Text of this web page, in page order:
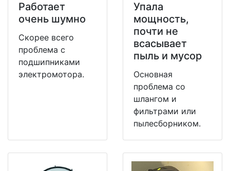
Работает
очень шумно
Скорее всего
проблема с
подшипниками
электромотора.
Упала
мощность,
почти не
всасывает
пыль и мусор
Основная
проблема со
шлангом и
фильтрами или
пылесборником.